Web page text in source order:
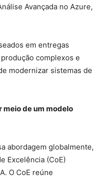
Avançada no Azure,
em entregas
complexos e
modernizar sistemas de
de um modelo
abordagem globalmente,
Excelência (CoE)
O CoE reúne